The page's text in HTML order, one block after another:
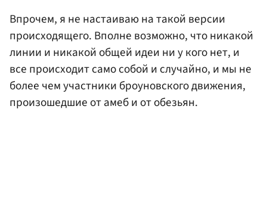
Впрочем, я не настаиваю на такой версии
происходящего. Вполне возможно, что никакой
линии и никакой общей идеи ни у кого нет, и
все происходит само собой и случайно, и мы не
более чем участники броуновского движения,
произошедшие от амеб и от обезьян.